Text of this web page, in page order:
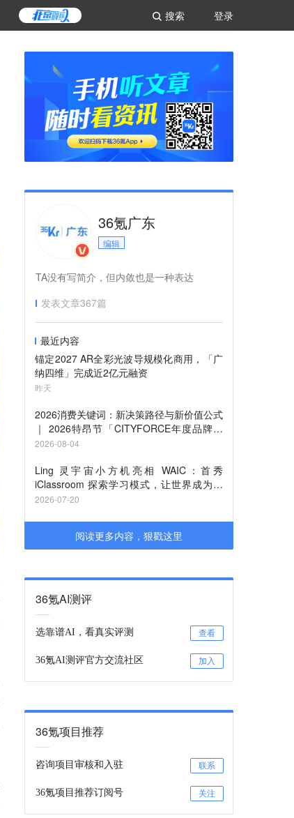
登录
搜索
36氪广东
编辑
TA没有写简介，但内敛也是一种表达
发表文章367篇
最近内容
锚定2027 AR全彩光波导规模化商用，「广
纳四维」完成近2亿元融资
昨天
2026消费关键词：新决策路径与新价值公式
｜ 2026特昂节「CITYFORCE年度品牌」
征集启动
2026-08-04
Ling 灵宇宙小方机亮相 WAIC：首秀
iClassroom 探索学习模式，让世界成为课
堂
2026-07-20
阅读更多内容，狠戳这里
36氪AI测评
选靠谱AI，看真实评测 查看
36氪AI测评官方交流社区 加入
36氪项目推荐
咨询项目审核和入驻 联系
36氪项目推荐订阅号 关注